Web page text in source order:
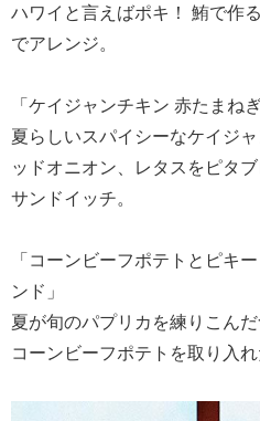
ハワイと言えばポキ！ 鮪で作
でアレンジ。
「ケイジャンチキン 赤たまね
夏らしいスパイシーなケイジ
ッドオニオン、レタスをピタ
サンドイッチ。
「コーンビーフポテトとピキ
ンド」
夏が旬のパプリカを練りこん
コーンビーフポテトを取り入れ